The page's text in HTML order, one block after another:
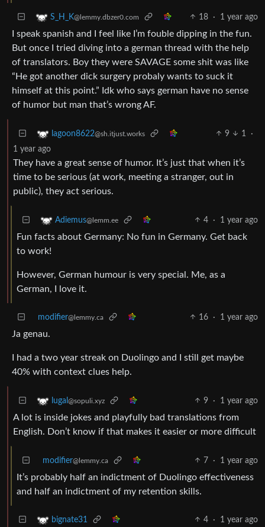
S_H_K@lemmy.dbzer0.com 18 · 1 year ago
I speak spanish and I feel like I’m fouble dipping in the fun.
But once I tried diving into a german thread with the help
of translators. Boy they were SAVAGE some shit was like
“He got another dick surgery probaly wants to suck it
himself at this point.” Idk who says german have no sense
of humor but man that’s wrong AF.
lagoon8622@sh.itjust.works 9 1
·
1 year ago
They have a great sense of humor. It’s just that when it’s
time to be serious (at work, meeting a stranger, out in
public), they act serious.
Adiemus@lemm.ee 4 · 1 year ago
Fun facts about Germany: No fun in Germany. Get back
to work!
However, German humour is very special. Me, as a
German, I love it.
modifier@lemmy.ca 16 · 1 year ago
Ja genau.
I had a two year streak on Duolingo and I still get maybe
40% with context clues help.
lugal @sopuli.xyz 9 · 1 year ago
A lot is inside jokes and playfully bad translations from
English. Don’t know if that makes it easier or more difficult
modifier@lemmy.ca 7 · 1 year ago
It’s probably half an indictment of Duolingo effectiveness
and half an indictment of my retention skills.
bignate31 4 · 1 year ago